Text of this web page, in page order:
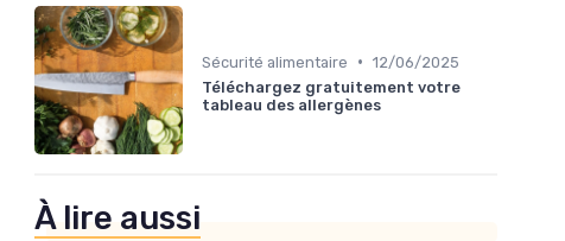
Sécurité alimentaire • 12/06/2025
Téléchargez gratuitement votre
tableau des allergènes
À lire aussi